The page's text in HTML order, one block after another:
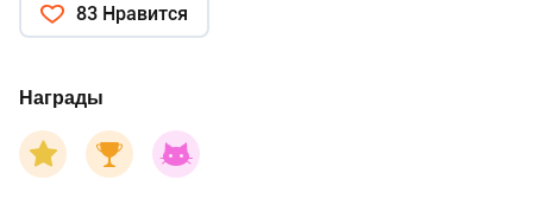
83 Нравится
Награды